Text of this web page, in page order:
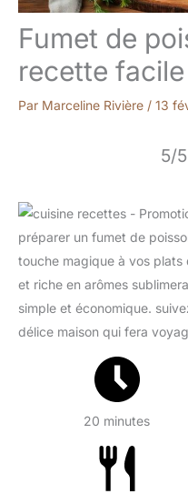
Fumet de
recette
Par Marceline Rivière / 13
5/
préparer un fumet de
touche magique à vos plats
et riche en arômes
simple et économique.
délice maison qui fera
20 minutes